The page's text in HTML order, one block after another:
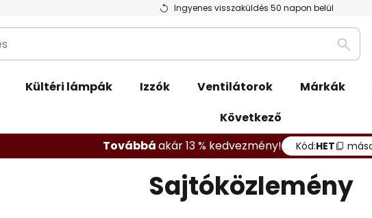
Ingyenes visszaküldés 50 napon belül
Kültéri lámpák Izzók Ventilátorok Márkák
Következő
Továbbáakár 13 % kedvezmény! Kód:HET
Sajtóközlemény